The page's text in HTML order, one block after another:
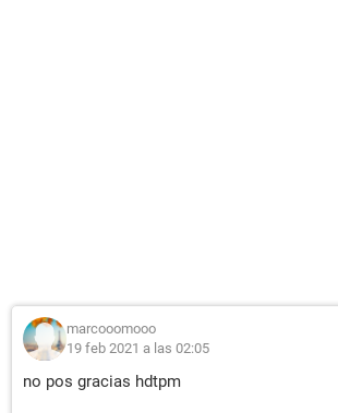
marcooomooo
19 feb 2021 a las 02:05
no pos gracias hdtpm